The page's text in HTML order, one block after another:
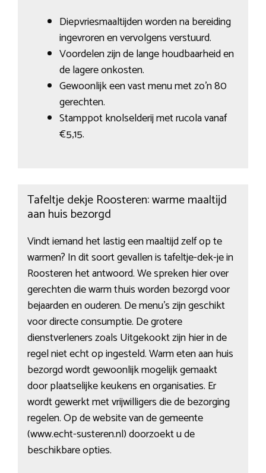
Diepvriesmaaltijden worden na bereiding
ingevroren en vervolgens verstuurd.
Voordelen zijn de lange houdbaarheid en
de lagere onkosten.
Gewoonlijk een vast menu met zo’n 80
gerechten.
Stamppot knolselderij met rucola vanaf
€5,15.
Tafeltje dekje Roosteren: warme maaltijd
aan huis bezorgd
Vindt iemand het lastig een maaltijd zelf op te
warmen? In dit soort gevallen is tafeltje-dek-je in
Roosteren het antwoord. We spreken hier over
gerechten die warm thuis worden bezorgd voor
bejaarden en ouderen. De menu’s zijn geschikt
voor directe consumptie. De grotere
dienstverleners zoals Uitgekookt zijn hier in de
regel niet echt op ingesteld. Warm eten aan huis
bezorgd wordt gewoonlijk mogelijk gemaakt
door plaatselijke keukens en organisaties. Er
wordt gewerkt met vrijwilligers die de bezorging
regelen. Op de website van de gemeente
(www.echt-susteren.nl) doorzoekt u de
beschikbare opties.